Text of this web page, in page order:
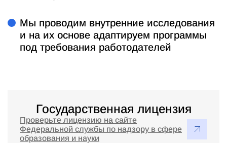
Мы проводим внутренние исследования
и на их основе адаптируем программы
под требования работодателей
Государственная лицензия
Проверьте лицензию на сайте
Федеральной службы по надзору в сфере
образования и науки